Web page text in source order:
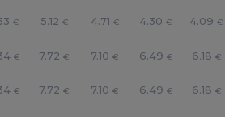
€ 5.12 € 4.71 € 4.30 € 4.09 €
€ 7.72 € 7.10 € 6.49 € 6.18 €
€ 7.72 € 7.10 € 6.49 € 6.18 €